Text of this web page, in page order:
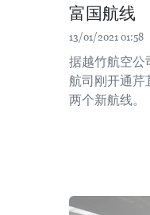
富国航线
13/01/2021 01:58
据越竹航空公
航司刚开通芹
两个新航线。